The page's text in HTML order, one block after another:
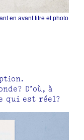
en avant titre et photo
D’où, à
qui est réel?